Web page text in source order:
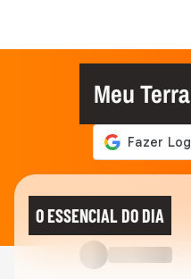
Meu Terra
O ESSENCIAL DO DIA